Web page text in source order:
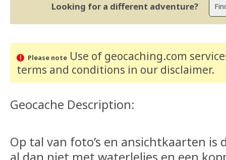
Looking for a different adventure?
Please noteUse of geocaching.com
terms and conditions in our disclaimer.
Geocache Description:
Op tal van foto’s en ansichtkaarten is